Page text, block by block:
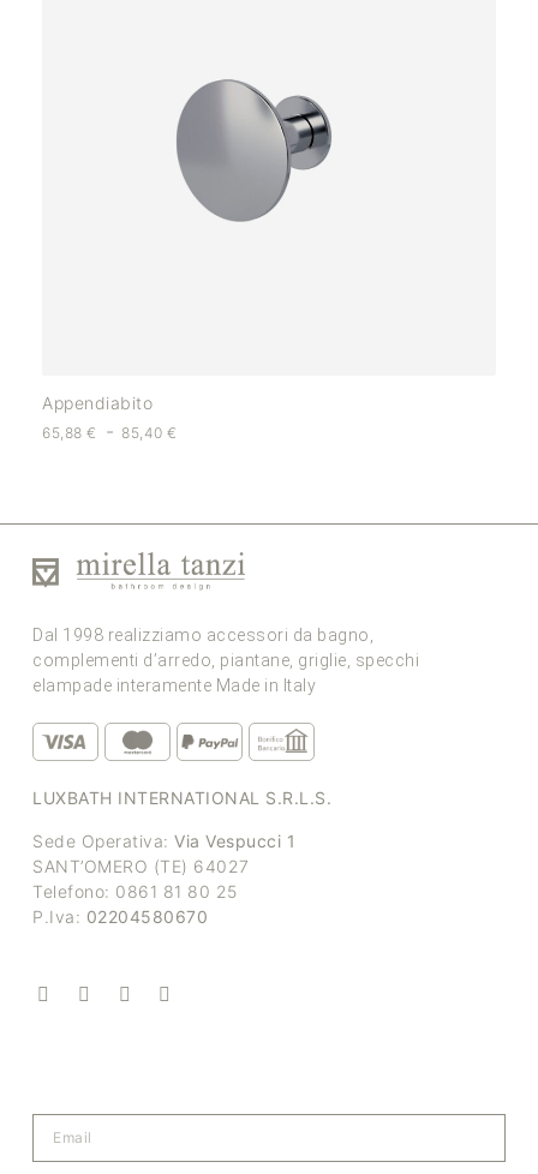
Appendiabito
65,88 € - 85,40€
Dal 1998 realizziamo accessori da bagno,
complementi d’arredo, piantane, griglie, specchi
elampade interamente Made in Italy
LUXBATH INTERNATIONAL S.R.L.S.
Sede Operativa: Via Vespucci 1
SANT’OMERO (TE) 64027
Telefono: 0861 81 80 25
P.Iva: 02204580670